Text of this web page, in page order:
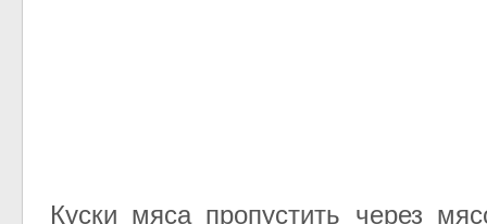
Куски мяса пропустить через